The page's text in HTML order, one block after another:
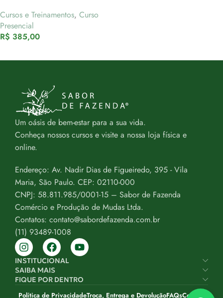
Cursos e Treinamentos, Curso
Presencial
R$ 385,00
Um oásis de bem-estar para a sua vida.
Conheça nossos cursos e visite a nossa loja física e
online.
Endereço: Av. Nadir Dias de Figueiredo, 395 - Vila
Maria, São Paulo. CEP: 02110-000
CNPJ: 58.811.985/0001-15 – Sabor de Fazenda
Comércio e Produção de Mudas Ltda.
Contatos: contato@sabordefazenda.com.br
(11) 93489-1008
INSTITUCIONAL
SAIBA MAIS
FIQUE POR DENTRO
Política de PrivacidadeTroca, Entrega e DevoluçãoFAQsContato